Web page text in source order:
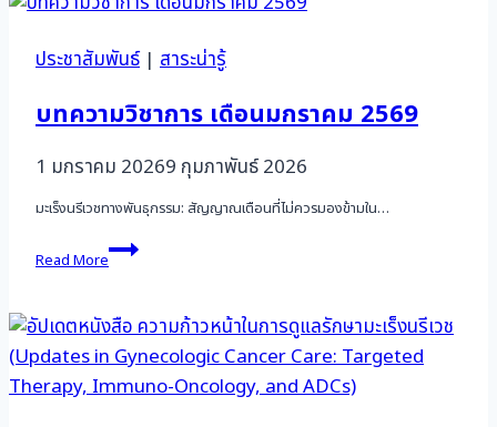
2569
ประชาสัมพันธ์| สาระน่ารู้
บทความวิชาการ เดือนมกราคม 2569
1 มกราคม 20269 กุมภาพันธ์ 2026
มะเร็งนรีเวชทางพันธุกรรม: สัญญาณเตือนที่ไม่ควรมองข้ามใน…
Read More
บทความ
วิชาการ
2569